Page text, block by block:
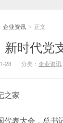
企业资讯 > 正文
时代党
28 分类： 企业资讯
之家
代表大会，总书